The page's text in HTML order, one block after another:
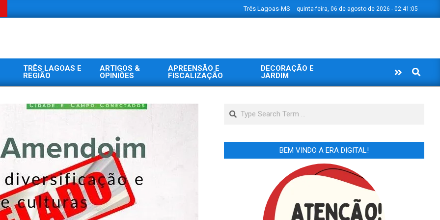
Três Lagoas-MS quinta-feira, 06 de agosto de 2026 - 02:41:06
TRÊS LAGOAS E
REGIÃO
ARTIGOS &
OPINIÕES
APREENSÃO E
FISCALIZAÇÃO
DECORAÇÃO E
JARDIM
Search
Search
BEM VINDO A ERA DIGITAL!